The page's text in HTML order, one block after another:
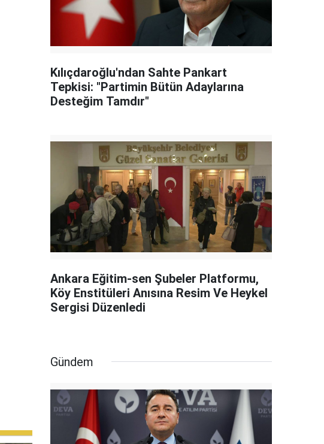
Kılıçdaroğlu'ndan Sahte Pankart
Tepkisi: "Partimin Bütün Adaylarına
Desteğim Tamdır"
Ankara Eğitim-sen Şubeler Platformu,
Köy Enstitüleri Anısına Resim Ve Heykel
Sergisi Düzenledi
Gündem